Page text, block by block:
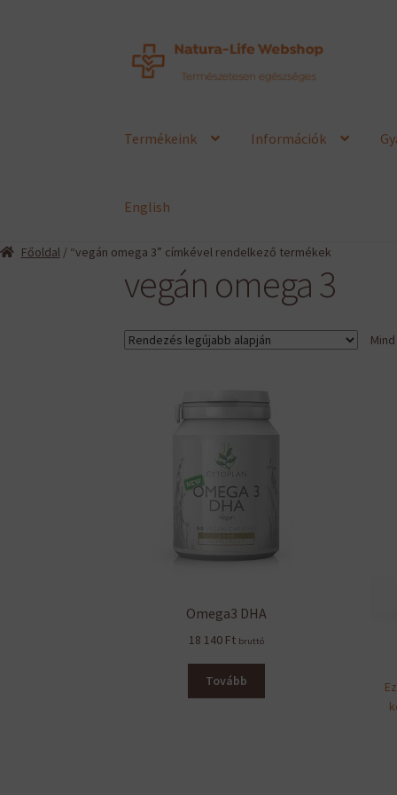
Ugrás
Kilépés
Termékeink Információk
English
Főoldal/ “vegán omega 3” címkével rendelkező termékek
vegán omega 3
Omega3 DHA
18 140 Ft bruttó
Tovább